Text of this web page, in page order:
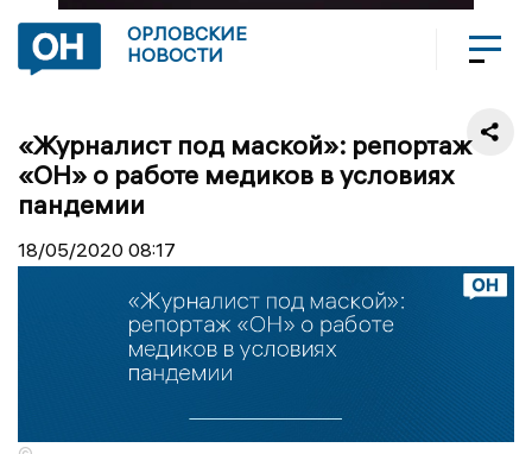
ОРЛОВСКИЕ
НОВОСТИ
«Журналист под маской»: репортаж
«ОН» о работе медиков в условиях
пандемии
18/05/2020 08:17